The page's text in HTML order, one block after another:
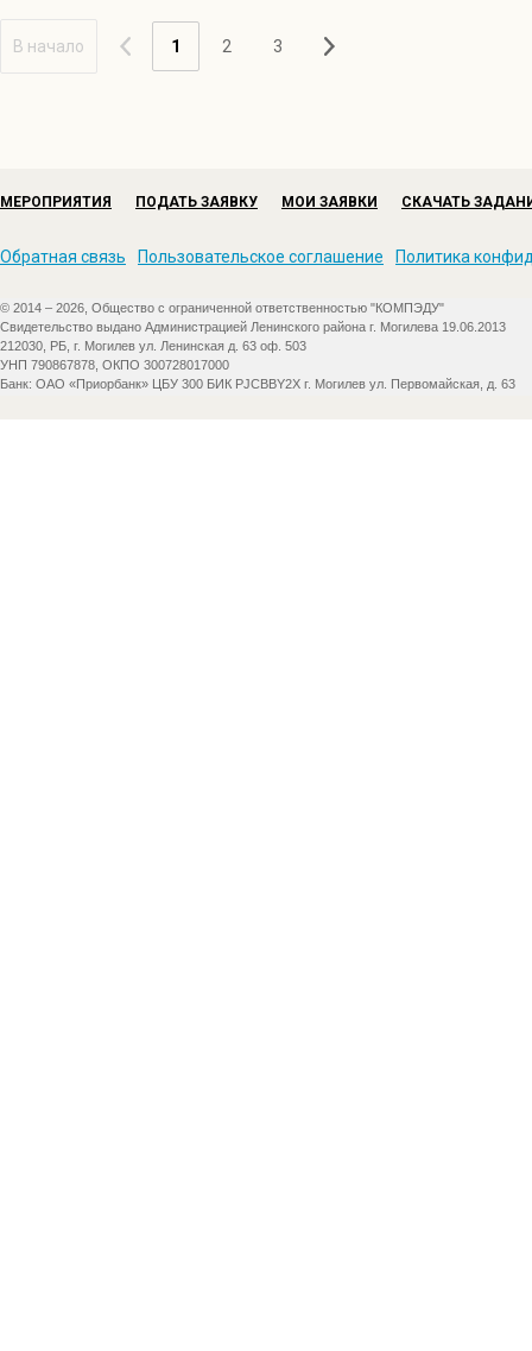
В начало 1 2 3
МЕРОПРИЯТИЯ ПОДАТЬ ЗАЯВКУ МОИ ЗАЯВКИ СКАЧАТЬ
Обратная связь Пользовательское соглашение Политика
© 2014 – 2026, Общество с ограниченной ответственностью "КОМПЭДУ"
Свидетельство выдано Администрацией Ленинского района г. Могилева 19.06.2013
212030, РБ, г. Могилев ул. Ленинская д. 63 оф. 503
УНП 790867878, ОКПО 300728017000
Банк: ОАО «Приорбанк» ЦБУ 300 БИК PJCBBY2X г. Могилев ул. Первомайская, д. 63